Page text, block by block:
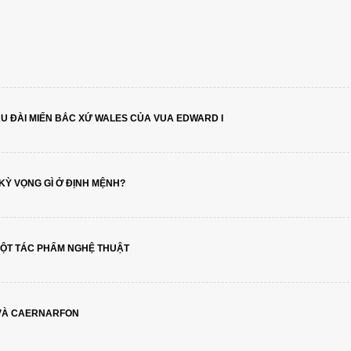
ĐÀI MIẾN BẮC XỨ WALES CỦA VUA EDWARD I
VỌNG GÌ Ở ĐỊNH MỆNH?
TÁC PHẨM NGHỆ THUẬT
CAERNARFON